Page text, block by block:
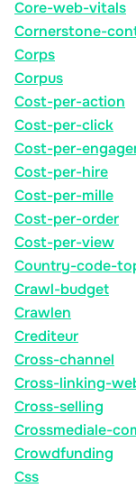
Core-web-vitals
Cornerstone-
Corps
Corpus
Cost-per-action
Cost-per-click
Cost-per-
Cost-per-hire
Cost-per-mille
Cost-per-order
Cost-per-view
Country-code-
Crawl-budget
Crawlen
Crediteur
Cross-channel
Cross-linking-
Cross-selling
Crossmediale-
Crowdfunding
Css